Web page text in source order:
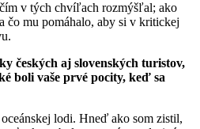
v tých chvíľach rozmýšľal; ako
čo mu pomáhalo, aby si v kritickej
českých aj slovenských turistov,
boli vaše prvé pocity, keď sa
lodi. Hneď ako som zistil,